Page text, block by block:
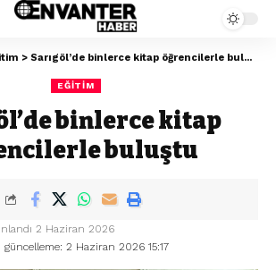
> Sarıgöl’de binlerce kitap öğrencilerle buluştu
EĞITIM
binlerce kitap
buluştu
güncelleme: 2 Haziran 2026 15:17
2 Haziran 2026